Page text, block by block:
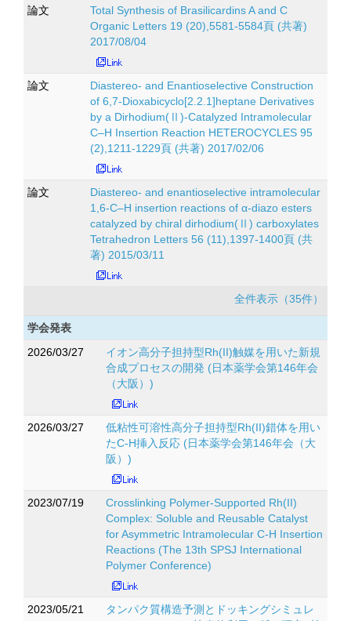
論文
Total Synthesis of Brasilicardins A and C
Organic Letters 19 (20),5581-5584頁 (共著)
2017/08/04
論文
Diastereo- and Enantioselective Construction
of 6,7-Dioxabicyclo[2.2.1]heptane Derivatives
by a Dirhodium(Ⅱ)-Catalyzed Intramolecular
C–H Insertion Reaction HETEROCYCLES 95
(2),1211-1229頁 (共著) 2017/02/06
論文
Diastereo- and enantioselective intramolecular
1,6-C–H insertion reactions of α-diazo esters
catalyzed by chiral dirhodium(Ⅱ) carboxylates
Tetrahedron Letters 56 (11),1397-1400頁 (共
著) 2015/03/11
全件表示（35件）
学会発表
2026/03/27
イオン高分子担持型Rh(II)触媒を用いた新規
合成プロセスの開発 (日本薬学会第146年会
（大阪）)
2026/03/27
低粘性可溶性高分子担持型Rh(II)錯体を用い
たC-H挿入反応 (日本薬学会第146年会（大
阪）)
2023/07/19
Crosslinking Polymer-Supported Rh(II)
Complex: Soluble and Reusable Catalyst
for Asymmetric Intramolecular C-H Insertion
Reactions (The 13th SPSJ International
Polymer Conference)
2023/05/21
タンパク質構造予測とドッキングシミュレ